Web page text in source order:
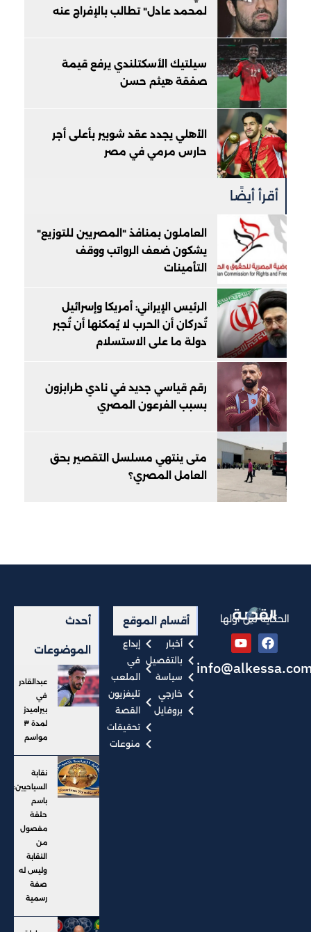
لمحمد عادل" تطالب بالإفراج عنه
سيلتيك الأسكتلندي يرفع قيمة
صفقة هيثم حسن
الأهلي يجدد عقد شوبير بأعلى أجر
حارس مرمي في مصر
أقرأ أيضًا
العاملون بمنافذ "المصريين للتوزيع"
يشكون ضعف الرواتب ووقف
التأمينات
الرئيس الإيراني: أمريكا وإسرائيل
تُدركان أن الحرب لا يُمكنها أن تُجبر
دولة ما على الاستسلام
رقم قياسي جديد في نادي طرابزون
بسبب الفرعون المصري
متى ينتهي مسلسل التقصير بحق
العامل المصري؟
الحكاية من أولها أقسام الموقع
أخبار
بالتفصيل
سياسة
خارجي
بروفايل
إبداع
في
الملعب
تليفزيون
القصة
تحقيقات
منوعات
أحدث
الموضوعات
عبدالقادر
في
بيراميدز
لمدة ٣
مواسم
نقابة
السياحيين:
باسم
حلقة
مفصول
من
النقابة
وليس له
صفة
رسمية